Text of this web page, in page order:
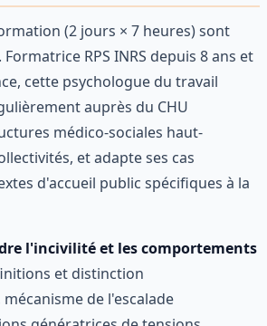
(2 jours × 7 heures) sont
. Formatrice RPS INRS depuis 8 ans et
cette psychologue du travail
auprès du CHU
médico-sociales haut-
et adapte ses cas
d'accueil public spécifiques à la
l'incivilité et les comportements
et distinction
de l'escalade